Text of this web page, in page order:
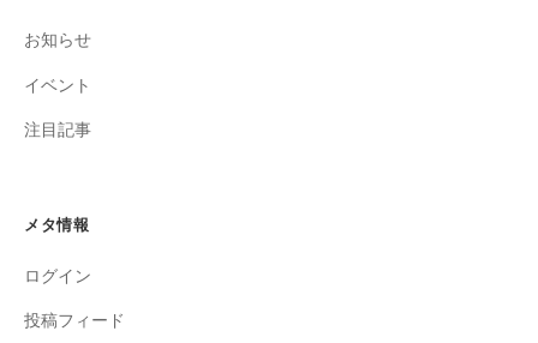
お知らせ
イベント
注目記事
メタ情報
ログイン
投稿フィード